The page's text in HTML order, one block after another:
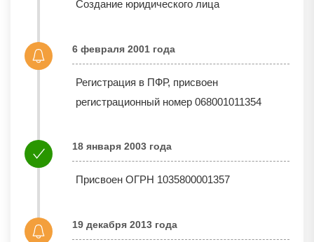
Создание юридического лица
6 февраля 2001 года
Регистрация в ПФР, присвоен
регистрационный номер 068001011354
18 января 2003 года
Присвоен ОГРН 1035800001357
19 декабря 2013 года